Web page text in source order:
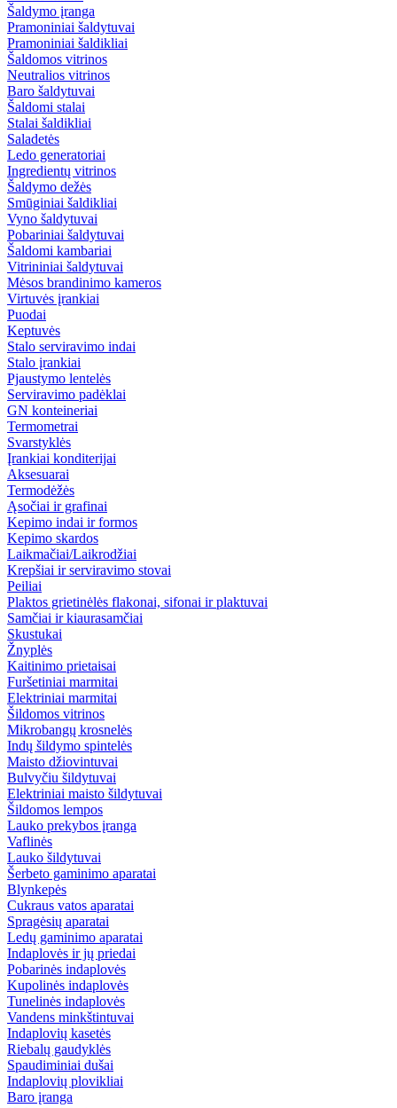
Šaldymo įranga
Pramoniniai šaldytuvai
Pramoniniai šaldikliai
Šaldomos vitrinos
Neutralios vitrinos
Baro šaldytuvai
Šaldomi stalai
Stalai šaldikliai
Saladetės
Ledo generatoriai
Ingredientų vitrinos
Šaldymo dežės
Smūginiai šaldikliai
Vyno šaldytuvai
Pobariniai šaldytuvai
Šaldomi kambariai
Vitrininiai šaldytuvai
Mėsos brandinimo kameros
Virtuvės įrankiai
Puodai
Keptuvės
Stalo serviravimo indai
Stalo įrankiai
Pjaustymo lentelės
Serviravimo padėklai
GN konteineriai
Termometrai
Svarstyklės
Įrankiai konditerijai
Aksesuarai
Termodėžės
Ąsočiai ir grafinai
Kepimo indai ir formos
Kepimo skardos
Laikmačiai/Laikrodžiai
Krepšiai ir serviravimo stovai
Peiliai
Plaktos grietinėlės flakonai, sifonai ir plaktuvai
Samčiai ir kiaurasamčiai
Skustukai
Žnyplės
Kaitinimo prietaisai
Furšetiniai marmitai
Elektriniai marmitai
Šildomos vitrinos
Mikrobangų krosnelės
Indų šildymo spintelės
Maisto džiovintuvai
Bulvyčiu šildytuvai
Elektriniai maisto šildytuvai
Šildomos lempos
Lauko prekybos įranga
Vaflinės
Lauko šildytuvai
Šerbeto gaminimo aparatai
Blynkepės
Cukraus vatos aparatai
Spragėsių aparatai
Ledų gaminimo aparatai
Indaplovės ir jų priedai
Pobarinės indaplovės
Kupolinės indaplovės
Tunelinės indaplovės
Vandens minkštintuvai
Indaplovių kasetės
Riebalų gaudyklės
Spaudiminiai dušai
Indaplovių plovikliai
Baro įranga